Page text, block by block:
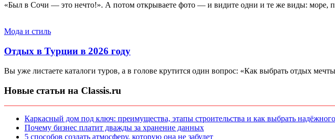
«Был в Сочи — это нечто!». А потом открываете фото — и видите одни и те же виды: море,
Мода и стиль
Отдых в Турции в 2026 году
Вы уже листаете каталоги туров, а в голове крутится один вопрос: «Как выбрать отдых
Новые статьи на Classis.ru
Каркасный дом под ключ: преимущества, этапы строительства и как выбрать
Почему бизнес платит дважды за хранение данных
5 способов создать атмосферу, которую она не забудет